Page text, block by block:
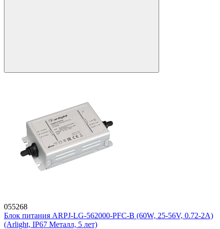
055268
Блок питания ARPJ-LG-562000-PFC-B (60W, 25-56V, 0.72-2A)
(Arlight, IP67 Металл, 5 лет)